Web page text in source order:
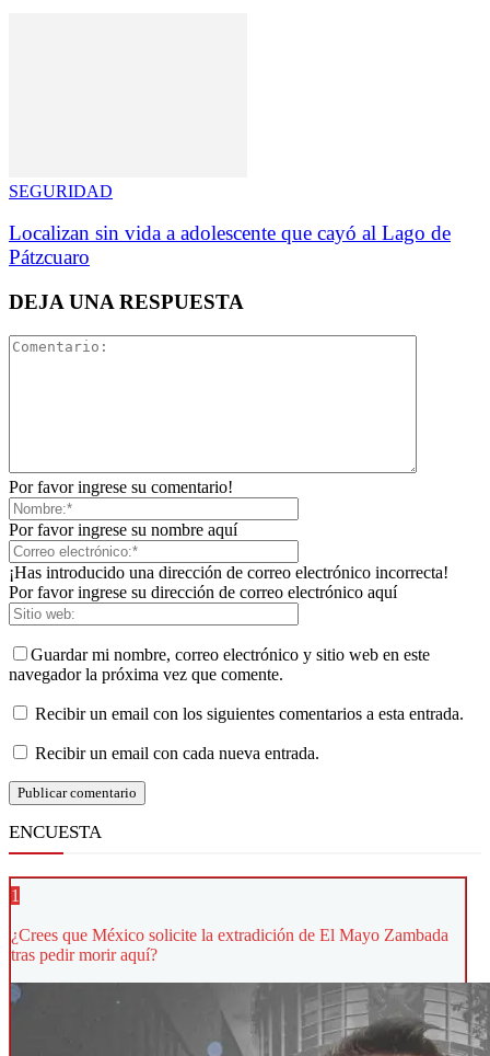
SEGURIDAD
Localizan sin vida a adolescente que cayó al Lago de
Pátzcuaro
DEJA UNA RESPUESTA
Por favor ingrese su comentario!
Por favor ingrese su nombre aquí
¡Has introducido una dirección de correo electrónico incorrecta!
Por favor ingrese su dirección de correo electrónico aquí
Guardar mi nombre, correo electrónico y sitio web en este
navegador la próxima vez que comente.
Recibir un email con los siguientes comentarios a esta entrada.
Recibir un email con cada nueva entrada.
ENCUESTA
1
¿Crees que México solicite la extradición de El Mayo Zambada
tras pedir morir aquí?